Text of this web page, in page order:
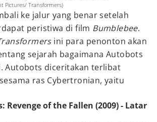
Pictures/ Transformers)
ke jalur yang benar setelah
peristiwa di film Bumblebee.
ini para penonton akan
sejarah bagaimana Autobots
Autobots diceritakan terlibat
ras Cybertronian, yaitu
Revenge of the Fallen (2009) - Latar